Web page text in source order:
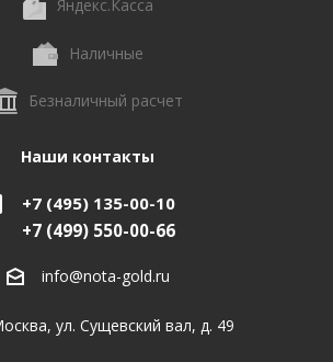
Яндекс.Касса
Наличные
Безналичный расчет
Наши контакты
+7 (495) 135-00-10
+7 (499) 550-00-66
info@nota-gold.ru
ул. Сущевский вал, д. 49